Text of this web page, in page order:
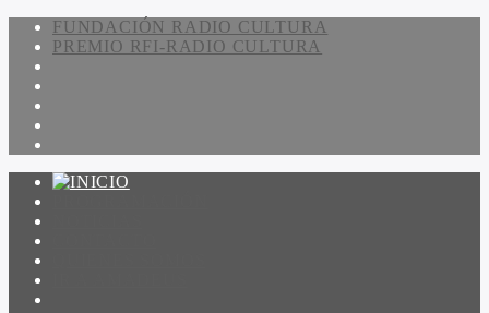
FUNDACIÓN RADIO CULTURA
PREMIO RFI-RADIO CULTURA